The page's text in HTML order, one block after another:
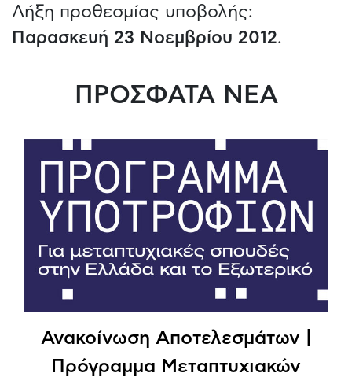
Λήξη προθεσμίας υποβολής:
Παρασκευή 23 Νοεμβρίου 2012.
ΠΡΟΣΦΑΤΑ ΝΕΑ
Ανακοίνωση Αποτελεσμάτων |
Πρόγραμμα Μεταπτυχιακών